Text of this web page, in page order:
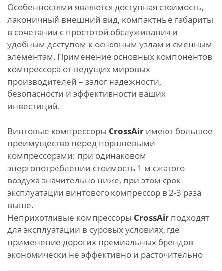
Особенностями являются доступная стоимость,
лаконичный внешний вид, компактные габариты
в сочетании с простотой обслуживания и
удобным доступом к основным узлам и сменным
элементам. Применение основных компонентов
компрессора от ведущих мировых
производителей – залог надежности,
безопасности и эффективности ваших
инвестиций.
Винтовые компрессоры CrossAir имеют большое
преимущество перед поршневыми
компрессорами: при одинаковом
энергопотреблении стоимость 1 м сжатого
воздуха значительно ниже, при этом срок
эксплуатации винтового компрессор в 2-3 раза
выше.
Неприхотливые компрессоры CrossAir подходят
для эксплуатации в суровых условиях, где
применение дорогих премиальных брендов
экономически не эффективно и расточительно